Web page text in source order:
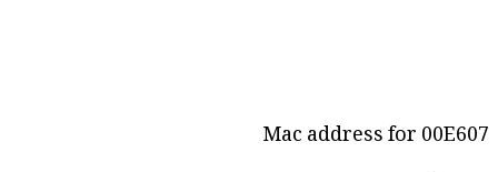
Mac address for 00E607